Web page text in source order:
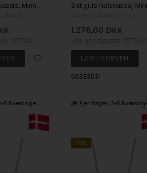
9 kt guld halskæde, Minnie mouse med lilla zirkon
5 hverdage
1.276,00 DKK
66333031
Fjernlager 3-5
19%